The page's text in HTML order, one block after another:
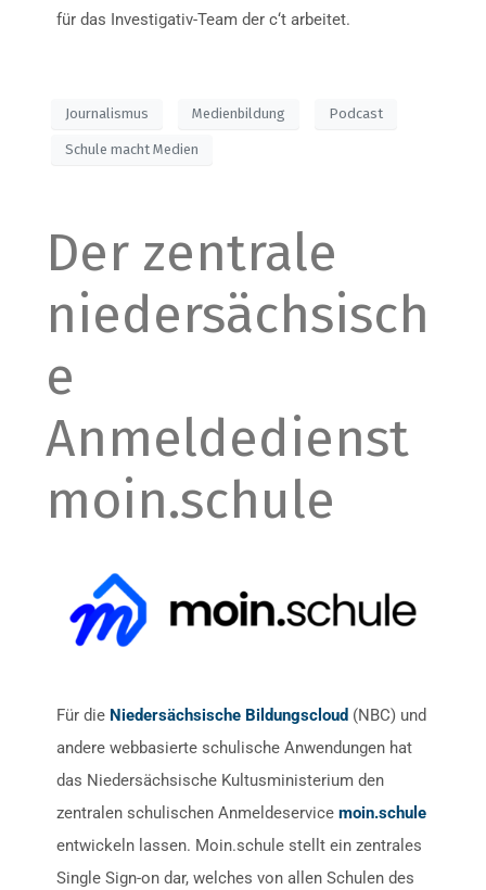
für das Investigativ-Team der c‘t arbeitet.
Journalismus Medienbildung Podcast
Schule macht Medien
Der zentrale
niedersächsisch
e
Anmeldedienst
moin.schule
Für die Niedersächsische Bildungscloud (NBC) und
andere webbasierte schulische Anwendungen hat
das Niedersächsische Kultusministerium den
zentralen schulischen Anmeldeservicemoin.schule
entwickeln lassen. Moin.schule stellt ein zentrales
Single Sign-on dar, welches von allen Schulen des